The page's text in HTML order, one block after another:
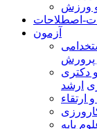
ورزش
اصطلاحات
آزمون
پرورش
دکتری
ارشد
ارتقاء
پایه